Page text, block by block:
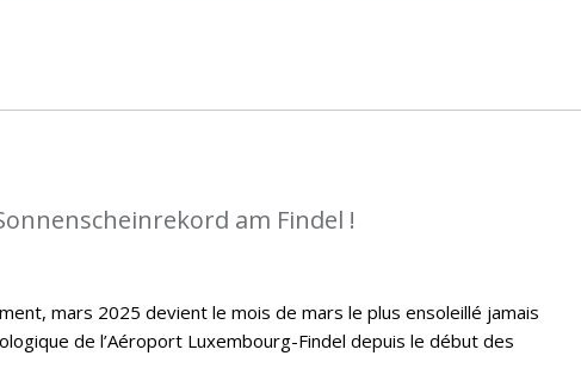
am Findel !
mars 2025 devient le mois de mars le plus ensoleillé jamais
de l’Aéroport Luxembourg-Findel depuis le début des